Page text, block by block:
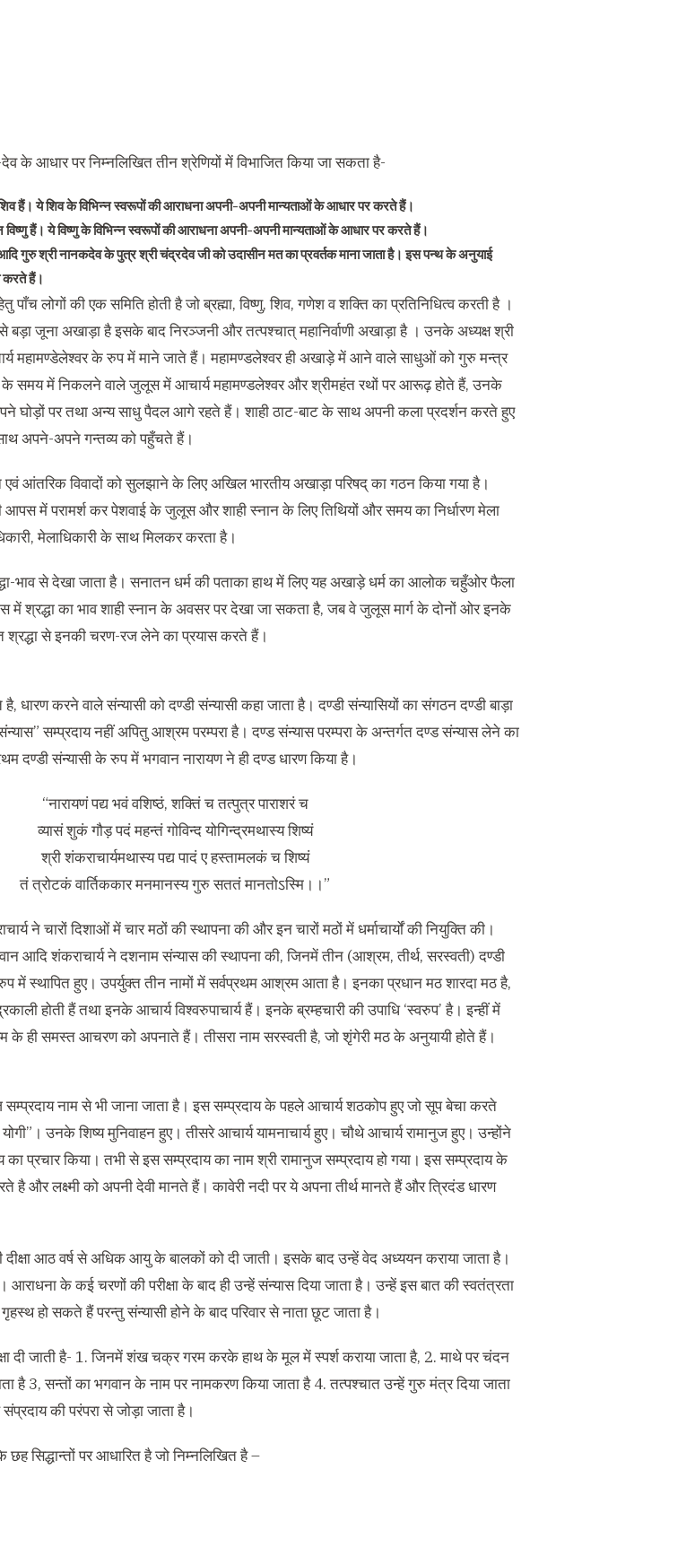
के आधार पर निम्नलिखित तीन श्रेणियों में विभाजित किया जा सकता है-
हैं। ये शिव के विभिन्न स्वरूपों की आराधना अपनी-अपनी मान्यताओं के आधार पर करते हैं।
हैं। ये विष्णु के विभिन्न स्वरूपों की आराधना अपनी-अपनी मान्यताओं के आधार पर करते हैं।
गुरु श्री नानकदेव के पुत्र श्री चंद्रदेव जी को उदासीन मत का प्रवर्तक माना जाता है। इस पन्थ के अनुयाई
करते हैं।
लोगों की एक समिति होती है जो ब्रह्मा, विष्णु, शिव, गणेश व शक्ति का प्रतिनिधित्व करती है ।
जूना अखाड़ा है इसके बाद निरञ्जनी और तत्पश्चात् महानिर्वाणी अखाड़ा है । उनके अध्यक्ष श्री
महामण्डेलेश्वर के रुप में माने जाते हैं। महामण्डलेश्वर ही अखाड़े में आने वाले साधुओं को गुरु मन्त्र
के समय में निकलने वाले जुलूस में आचार्य महामण्डलेश्वर और श्रीमहंत रथों पर आरूढ़ होते हैं, उनके
घोड़ों पर तथा अन्य साधु पैदल आगे रहते हैं। शाही ठाट-बाट के साथ अपनी कला प्रदर्शन करते हुए
अपने-अपने गन्तव्य को पहुँचते हैं।
आंतरिक विवादों को सुलझाने के लिए अखिल भारतीय अखाड़ा परिषद् का गठन किया गया है।
आपस में परामर्श कर पेशवाई के जुलूस और शाही स्नान के लिए तिथियों और समय का निर्धारण मेला
मेलाधिकारी के साथ मिलकर करता है।
भाव से देखा जाता है। सनातन धर्म की पताका हाथ में लिए यह अखाड़े धर्म का आलोक चहुँओर फैला
श्रद्धा का भाव शाही स्नान के अवसर पर देखा जा सकता है, जब वे जुलूस मार्ग के दोनों ओर इनके
श्रद्धा से इनकी चरण-रज लेने का प्रयास करते हैं।
धारण करने वाले संन्यासी को दण्डी संन्यासी कहा जाता है। दण्डी संन्यासियों का संगठन दण्डी बाड़ा
सम्प्रदाय नहीं अपितु आश्रम परम्परा है। दण्ड संन्यास परम्परा के अन्तर्गत दण्ड संन्यास लेने का
दण्डी संन्यासी के रुप में भगवान नारायण ने ही दण्ड धारण किया है।
“नारायणं पद्य भवं वशिष्ठं, शक्तिं च तत्पुत्र पाराशरं च
व्यासं शुकं गौड़ पदं महन्तं गोविन्द योगिन्द्रमथास्य शिष्यं
श्री शंकराचार्यमथास्य पद्य पादं ए हस्तामलकं च शिष्यं
तं त्रोटकं वार्तिककार मनमानस्य गुरु सततं मानतोऽस्मि।।”
ने चारों दिशाओं में चार मठों की स्थापना की और इन चारों मठों में धर्माचार्यों की नियुक्ति की।
आदि शंकराचार्य ने दशनाम संन्यास की स्थापना की, जिनमें तीन (आश्रम, तीर्थ, सरस्वती) दण्डी
में स्थापित हुए। उपर्युक्त तीन नामों में सर्वप्रथम आश्रम आता है। इनका प्रधान मठ शारदा मठ है,
होती हैं तथा इनके आचार्य विश्वरुपाचार्य हैं। इनके ब्रम्हचारी की उपाधि ‘स्वरुप’ है। इन्हीं में
के ही समस्त आचरण को अपनाते हैं। तीसरा नाम सरस्वती है, जो शृंगेरी मठ के अनुयायी होते हैं।
सम्प्रदाय नाम से भी जाना जाता है। इस सम्प्रदाय के पहले आचार्य शठकोप हुए जो सूप बेचा करते
उनके शिष्य मुनिवाहन हुए। तीसरे आचार्य यामनाचार्य हुए। चौथे आचार्य रामानुज हुए। उन्होंने
प्रचार किया। तभी से इस सम्प्रदाय का नाम श्री रामानुज सम्प्रदाय हो गया। इस सम्प्रदाय के
है और लक्ष्मी को अपनी देवी मानते हैं। कावेरी नदी पर ये अपना तीर्थ मानते हैं और त्रिदंड धारण
दीक्षा आठ वर्ष से अधिक आयु के बालकों को दी जाती। इसके बाद उन्हें वेद अध्ययन कराया जाता है।
के कई चरणों की परीक्षा के बाद ही उन्हें संन्यास दिया जाता है। उन्हें इस बात की स्वतंत्रता
गृहस्थ हो सकते हैं परन्तु संन्यासी होने के बाद परिवार से नाता छूट जाता है।
दी जाती है- 1. जिनमें शंख चक्र गरम करके हाथ के मूल में स्पर्श कराया जाता है, 2. माथे पर चंदन
है 3, सन्तों का भगवान के नाम पर नामकरण किया जाता है 4. तत्पश्चात उन्हें गुरु मंत्र दिया जाता
की परंपरा से जोड़ा जाता है।
छह सिद्धान्तों पर आधारित है जो निम्नलिखित है –